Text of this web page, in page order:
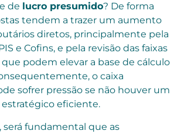
de lucro presumido? De forma
tendem a trazer um aumento
diretos, principalmente pela
e Cofins, e pela revisão das faixas
podem elevar a base de cálculo
o caixa
sofrer pressão se não houver um
eficiente.
será fundamental que as